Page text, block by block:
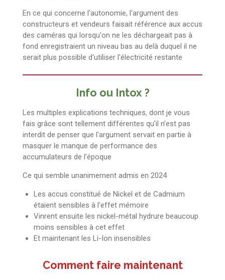
En ce qui concerne l'autonomie, l'argument des
constructeurs et vendeurs faisait référence aux accus
des caméras qui lorsqu'on ne les déchargeait pas à
fond enregistraient un niveau bas au delà duquel il ne
serait plus possible d'utiliser l'électricité restante
Info ou Intox ?
Les multiples explications techniques, dont je vous
fais grâce sont tellement différentes qu'il n'est pas
interdit de penser que l'argument servait en partie à
masquer le manque de performance des
accumulateurs de l'époque
Ce qui semble unanimement admis en 2024
Les accus constitué de Nickel et de Cadmium
étaient sensibles à l'effet mémoire
Vinrent ensuite les nickel-métal hydrure beaucoup
moins sensibles à cet effet
Et maintenant les Li-Ion insensibles
Comment faire maintenant